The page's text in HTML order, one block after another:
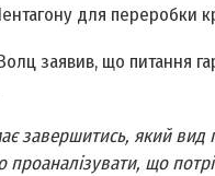
для переробки
заявив, що питання
завершитись, який вид
проаналізувати, що